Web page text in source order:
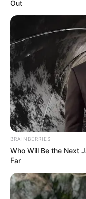
Out
BRAINBERRIES
Who Will Be the Next
Far